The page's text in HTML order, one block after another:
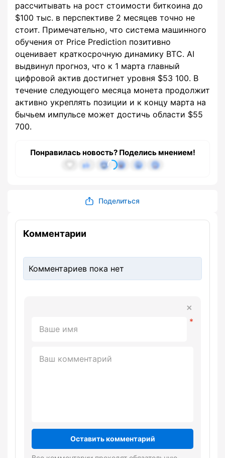
рассчитывать на рост стоимости биткоина до
$100 тыс. в перспективе 2 месяцев точно не
стоит. Примечательно, что система машинного
обучения от Price Prediction позитивно
оценивает краткосрочную динамику BTC. AI
выдвинул прогноз, что к 1 марта главный
цифровой актив достигнет уровня $53 100. В
течение следующего месяца монета продолжит
активно укреплять позиции и к концу марта на
бычьем импульсе может достичь области $55
700.
Понравилась новость? Поделись мнением!
Поделиться
Комментарии
Комментариев пока нет
Оставить комментарий